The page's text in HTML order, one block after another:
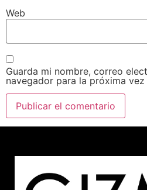
Web
Guarda mi nombre, correo
navegador para la próxima